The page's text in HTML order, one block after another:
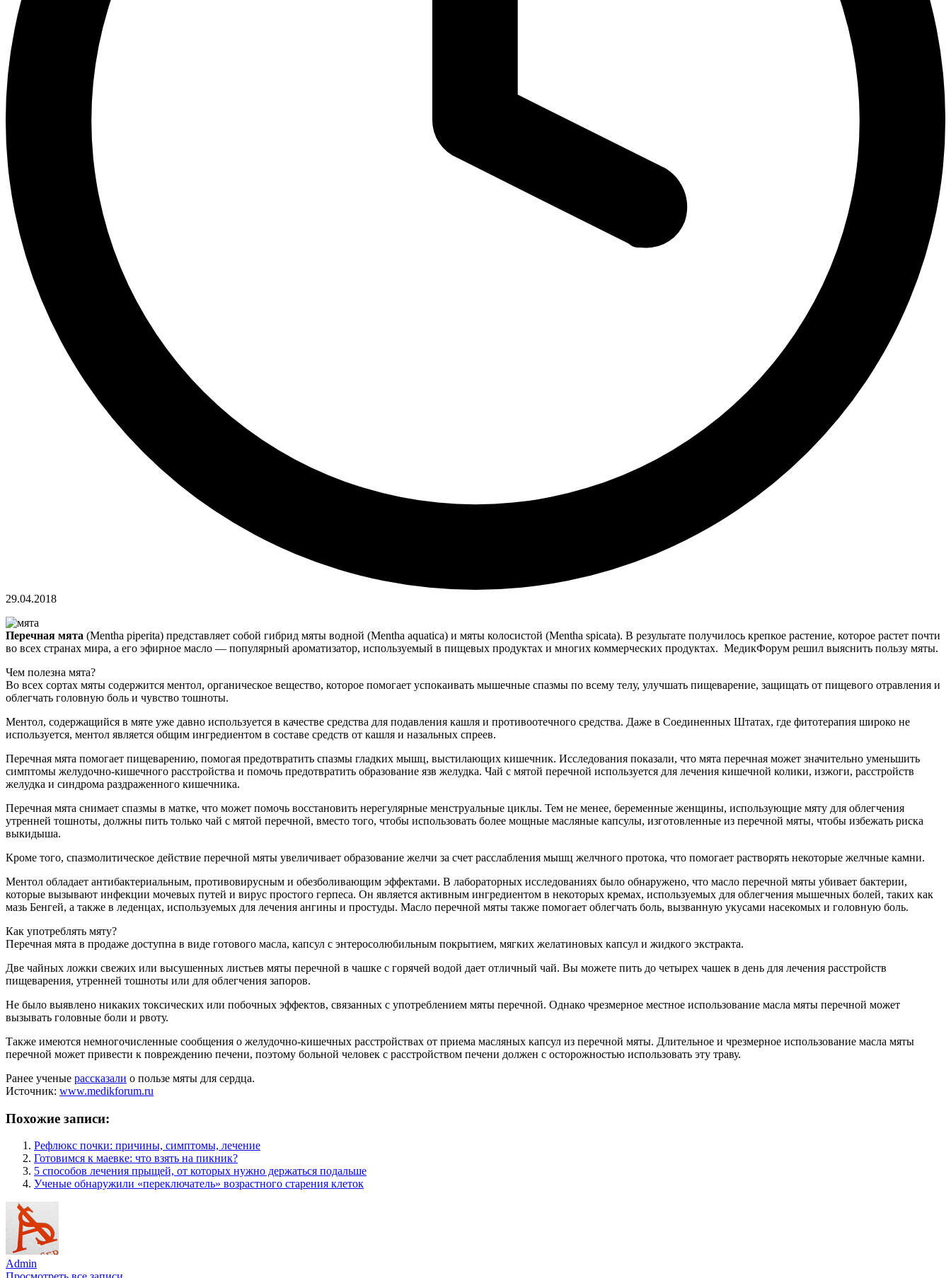
29.04.2018
Перечная мята (Mentha piperita) представляет собой гибрид мяты водной (Mentha aquatica) и мяты колосистой (Mentha spicata). В результате получилось крепкое растение, которое растет почти
во всех странах мира, а его эфирное масло — популярный ароматизатор, используемый в пищевых продуктах и многих коммерческих продуктах. МедикФорум решил выяснить пользу мяты.
Чем полезна мята?
Во всех сортах мяты содержится ментол, органическое вещество, которое помогает успокаивать мышечные спазмы по всему телу, улучшать пищеварение, защищать от пищевого отравления и
облегчать головную боль и чувство тошноты.
Ментол, содержащийся в мяте уже давно используется в качестве средства для подавления кашля и противоотечного средства. Даже в Соединенных Штатах, где фитотерапия широко не
используется, ментол является общим ингредиентом в составе средств от кашля и назальных спреев.
Перечная мята помогает пищеварению, помогая предотвратить спазмы гладких мышц, выстилающих кишечник. Исследования показали, что мята перечная может значительно уменьшить
симптомы желудочно-кишечного расстройства и помочь предотвратить образование язв желудка. Чай с мятой перечной используется для лечения кишечной колики, изжоги, расстройств
желудка и синдрома раздраженного кишечника.
Перечная мята снимает спазмы в матке, что может помочь восстановить нерегулярные менструальные циклы. Тем не менее, беременные женщины, использующие мяту для облегчения
утренней тошноты, должны пить только чай с мятой перечной, вместо того, чтобы использовать более мощные масляные капсулы, изготовленные из перечной мяты, чтобы избежать риска
выкидыша.
Кроме того, спазмолитическое действие перечной мяты увеличивает образование желчи за счет расслабления мышц желчного протока, что помогает растворять некоторые желчные камни.
Ментол обладает антибактериальным, противовирусным и обезболивающим эффектами. В лабораторных исследованиях было обнаружено, что масло перечной мяты убивает бактерии,
которые вызывают инфекции мочевых путей и вирус простого герпеса. Он является активным ингредиентом в некоторых кремах, используемых для облегчения мышечных болей, таких как
мазь Бенгей, а также в леденцах, используемых для лечения ангины и простуды. Масло перечной мяты также помогает облегчать боль, вызванную укусами насекомых и головную боль.
Как употреблять мяту?
Перечная мята в продаже доступна в виде готового масла, капсул с энтеросолюбильным покрытием, мягких желатиновых капсул и жидкого экстракта.
Две чайных ложки свежих или высушенных листьев мяты перечной в чашке с горячей водой дает отличный чай. Вы можете пить до четырех чашек в день для лечения расстройств
пищеварения, утренней тошноты или для облегчения запоров.
Не было выявлено никаких токсических или побочных эффектов, связанных с употреблением мяты перечной. Однако чрезмерное местное использование масла мяты перечной может
вызывать головные боли и рвоту.
Также имеются немногочисленные сообщения о желудочно-кишечных расстройствах от приема масляных капсул из перечной мяты. Длительное и чрезмерное использование масла мяты
перечной может привести к повреждению печени, поэтому больной человек с расстройством печени должен с осторожностью использовать эту траву.
Ранее ученые рассказали о пользе мяты для сердца.
Источник: www.medikforum.ru
Похожие записи:
Рефлюкс почки: причины, симптомы, лечение
Готовимся к маевке: что взять на пикник?
5 способов лечения прыщей, от которых нужно держаться подальше
Ученые обнаружили «переключатель» возрастного старения клеток
Admin